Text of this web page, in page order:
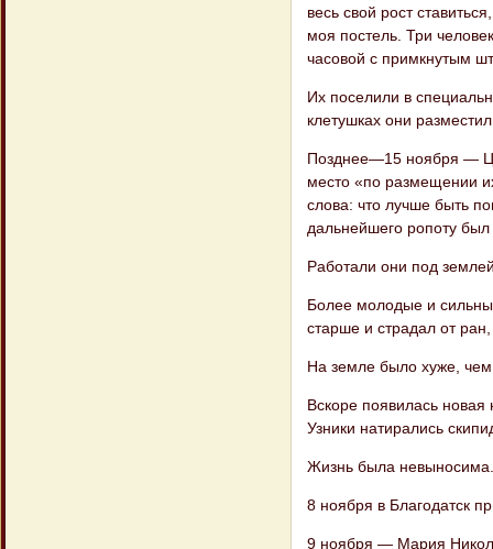
весь свой рост
моя постель. Три
часовой с примкнутым
Их поселили в
клетушках они
Позднее—15 ноября —
место «по размещении
слова: что лучше быть
дальнейшего ропоту
Работали они под
Более молодые и
старше и страдал от
На земле было хуже,
Вскоре появилась
Узники натирались
Жизнь была невыносима.
8 ноября в Благодатск
9 ноября — Мария